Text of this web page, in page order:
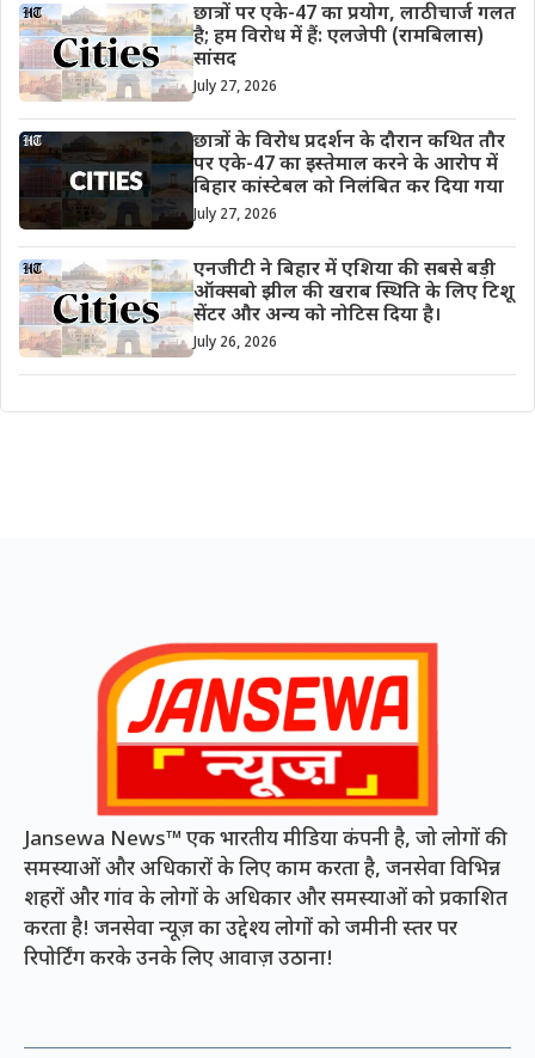
छात्रों पर एके-47 का प्रयोग, लाठीचार्ज गलत
है; हम विरोध में हैं: एलजेपी (रामबिलास)
सांसद
July 27, 2026
छात्रों के विरोध प्रदर्शन के दौरान कथित तौर
पर एके-47 का इस्तेमाल करने के आरोप में
बिहार कांस्टेबल को निलंबित कर दिया गया
July 27, 2026
एनजीटी ने बिहार में एशिया की सबसे बड़ी
ऑक्सबो झील की खराब स्थिति के लिए टिशू
सेंटर और अन्य को नोटिस दिया है।
July 26, 2026
Jansewa News™ एक भारतीय मीडिया कंपनी है, जो लोगों की
समस्याओं और अधिकारों के लिए काम करता है, जनसेवा विभिन्न
शहरों और गांव के लोगों के अधिकार और समस्याओं को प्रकाशित
करता है! जनसेवा न्यूज़ का उद्देश्य लोगों को जमीनी स्तर पर
रिपोर्टिंग करके उनके लिए आवाज़ उठाना!